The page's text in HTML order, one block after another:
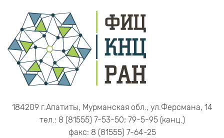
184209 г.Апатиты, Мурманская обл., ул.Ферсмана, 14
тел.: 8 (81555) 7-53-50; 79-5-95 (канц.)
факс: 8 (81555) 7-64-25